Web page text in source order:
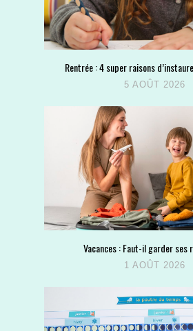
Rentrée : 4 super raisons
5 AOÛT 2026
Vacances : Faut-il garder ses
1 AOÛT 2026